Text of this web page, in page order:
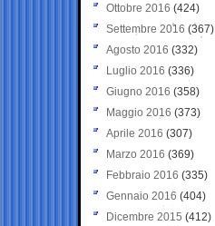
Ottobre 2016 (424)
Settembre 2016 (367)
Agosto 2016 (332)
Luglio 2016 (336)
Giugno 2016 (358)
Maggio 2016 (373)
Aprile 2016 (307)
Marzo 2016 (369)
Febbraio 2016 (335)
Gennaio 2016 (404)
Dicembre 2015 (412)